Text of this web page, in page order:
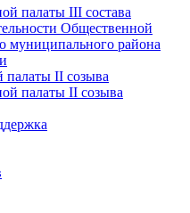
палаты III состава
Общественной
муниципального района
палаты II созыва
палаты II созыва